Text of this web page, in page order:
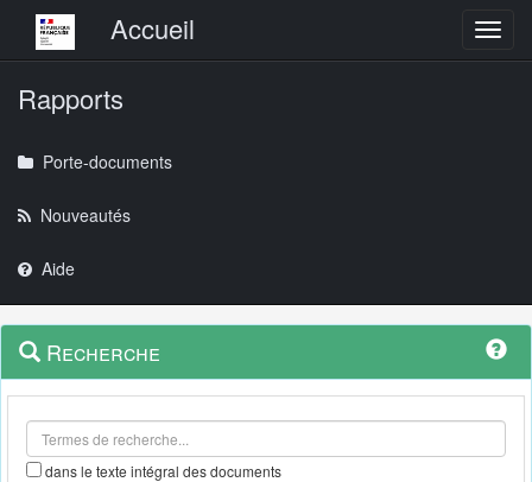
Menu principalAccueil
Rapports
Porte-documents
Nouveautés
Aide
Navigation
outils
Menu
contextuel
Recherche
dans le texte intégral des documents